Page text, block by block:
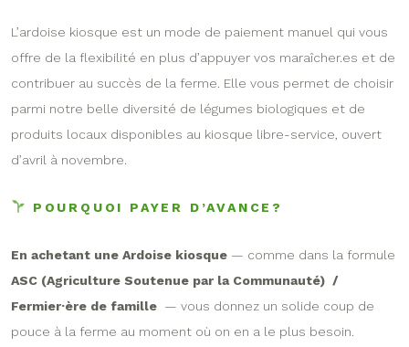
L’ardoise kiosque est un mode de paiement manuel qui vous
offre de la flexibilité en plus d’appuyer vos maraîcher.es et de
contribuer au succès de la ferme. Elle vous permet de choisir
parmi notre belle diversité de légumes biologiques et de
produits locaux disponibles au kiosque libre-service, ouvert
d’avril à novembre.
POURQUOI PAYER D’AVANCE?
En achetant une Ardoise kiosque — comme dans la formule
ASC (Agriculture Soutenue par la Communauté) /
Fermier·ère de famille — vous donnez un solide coup de
pouce à la ferme au moment où on en a le plus besoin.